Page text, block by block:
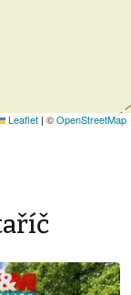
Leaflet | ©OpenStreetMap